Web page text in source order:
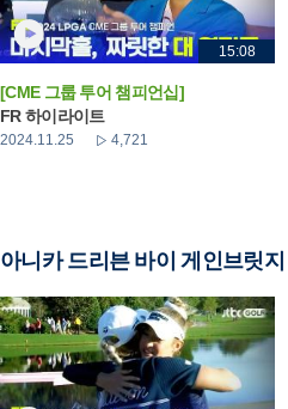
15:08
[CME 그룹 투어 챔피언십]
FR 하이라이트
2024.11.25 4,721
아니카 드리븐 바이 게인브릿지